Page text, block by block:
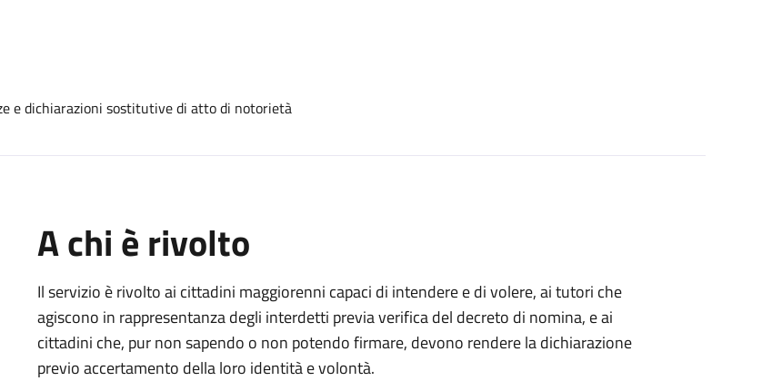
e dichiarazioni sostitutive di atto di notorietà
A chi è rivolto
Il servizio è rivolto ai cittadini maggiorenni capaci di intendere e di volere, ai tutori che
agiscono in rappresentanza degli interdetti previa verifica del decreto di nomina, e ai
cittadini che, pur non sapendo o non potendo firmare, devono rendere la dichiarazione
previo accertamento della loro identità e volontà.